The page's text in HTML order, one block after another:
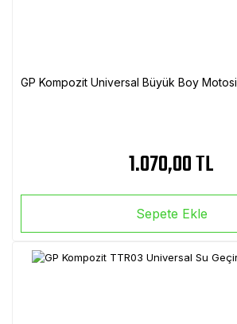
GP Kompozit Universal Büyük Boy
1.070,00 TL
Sepete Ekle